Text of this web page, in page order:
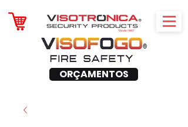
ORÇAMENTOS